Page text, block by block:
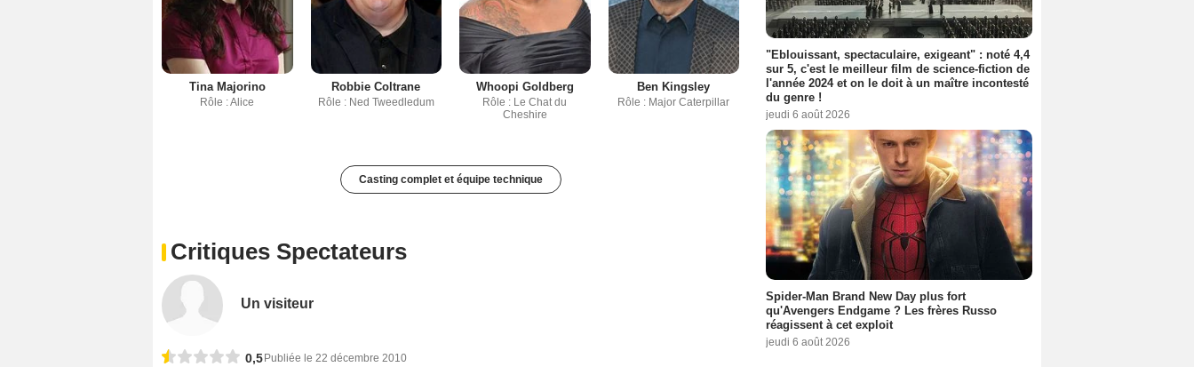
Tina Majorino
Rôle : Alice
Robbie Coltrane
Rôle : Ned Tweedledum
Whoopi Goldberg
Rôle : Le Chat du
Cheshire
Ben Kingsley
Rôle : Major Caterpillar
Casting complet et équipe technique
Critiques Spectateurs
Un visiteur
0,5Publiée le 22 décembre 2010
"Eblouissant, spectaculaire, exigeant" : noté 4,4
sur 5, c'est le meilleur film de science-fiction de
l'année 2024 et on le doit à un maître incontesté
du genre !
jeudi 6 août 2026
Spider-Man Brand New Day plus fort
qu'Avengers Endgame ? Les frères Russo
réagissent à cet exploit
jeudi 6 août 2026